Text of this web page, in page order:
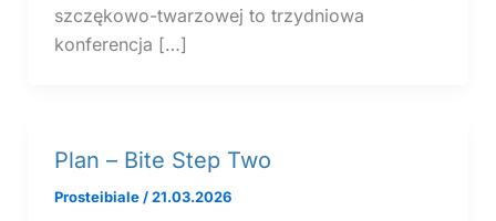
szczękowo-twarzowej to trzydniowa
konferencja […]
Plan – Bite Step Two
Prosteibiale /21.03.2026